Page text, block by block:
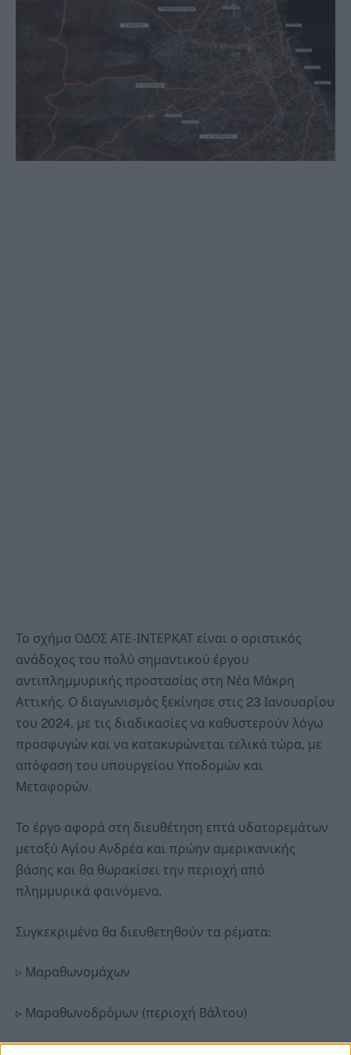
Το σχήμα ΟΔΟΣ ΑΤΕ-ΙΝΤΕΡΚΑΤ είναι ο οριστικός
ανάδοχος του πολύ σημαντικού έργου
αντιπλημμυρικής προστασίας στη Νέα Μάκρη
Αττικής. Ο διαγωνισμός ξεκίνησε στις 23 Ιανουαρίου
του 2024, με τις διαδικασίες να καθυστερούν λόγω
προσφυγών και να κατακυρώνεται τελικά τώρα, με
απόφαση του υπουργείου Υποδομών και
Μεταφορών.
Το έργο αφορά στη διευθέτηση επτά υδατορεμάτων
μεταξύ Αγίου Ανδρέα και πρώην αμερικανικής
βάσης και θα θωρακίσει την περιοχή από
πλημμυρικά φαινόμενα.
Συγκεκριμένα θα διευθετηθούν τα ρέματα:
▹ Μαραθωνομάχων
▹ Μαραθωνοδρόμων (περιοχή Βάλτου)